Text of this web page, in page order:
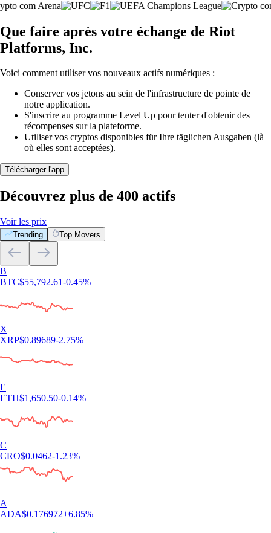
Que faire après votre échange de Riot
Platforms, Inc.
Voici comment utiliser vos nouveaux actifs numériques :
Conserver vos jetons au sein de l'infrastructure de pointe de
notre application.
S'inscrire au programme Level Up pour tenter d'obtenir des
récompenses sur la plateforme.
Utiliser vos cryptos disponibles für Ihre täglichen Ausgaben (là
où elles sont acceptées).
Télécharger l'app
Découvrez plus de 400 actifs
Voir les prix
Trending Top Movers
B
BTC$55,792.61-0.45%
X
XRP$0.89689-2.75%
E
ETH$1,650.50-0.14%
C
CRO$0.0462-1.23%
A
ADA$0.176972+6.85%